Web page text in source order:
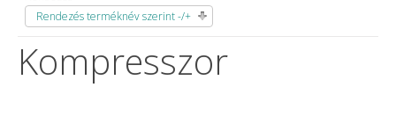
Rendezés terméknév szerint -/+
Kompresszor